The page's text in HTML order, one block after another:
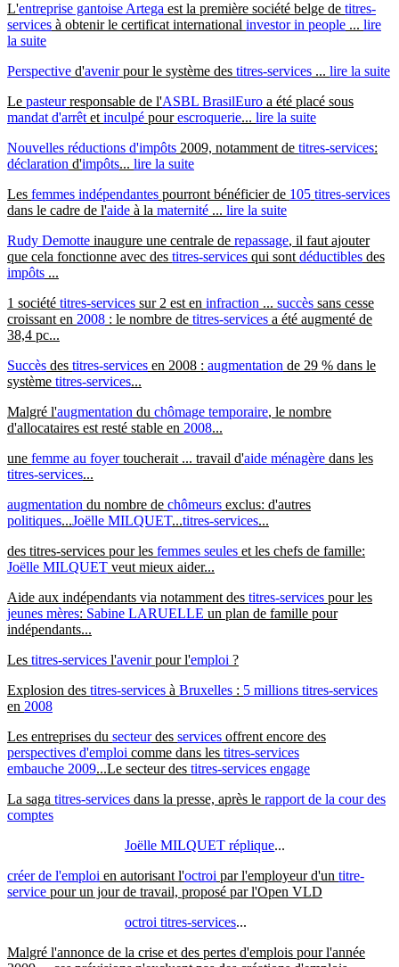
L'entreprise gantoise Artega est la première société belge de titres-
services à obtenir le certificat international investor in people ... lire
la suite
Perspective d'avenirpour le système des titres-services ... lire la suite
Le pasteurresponsable de l'ASBL BrasilEuro a été placé sous
mandat d'arrêt et inculpé pourescroquerie... lire la suite
Nouvelles réductions d'impôts 2009, notamment de titres-services:
déclaration d'impôts... lire la suite
Les femmes indépendantes pourront bénéficier de 105 titres-services
dans le cadre de l'aide à la maternité ... lire la suite
Rudy Demotte inaugure une centrale de repassage, il faut ajouter
que cela fonctionne avec des titres-services qui sont déductibles des
impôts ...
1 société titres-services sur 2 est en infraction ... succès sans cesse
croissant en 2008 : le nombre de titres-services a été augmenté de
38,4 pc...
Succès des titres-services en 2008 : augmentation de 29 % dans le
système titres-services...
Malgré l'augmentation du chômage temporaire, le nombre
d'allocataires est resté stable en 2008...
une femme au foyertoucherait ... travail d'aide ménagère dans les
titres-services...
augmentation du nombre de chômeurs exclus: d'autres
politiques...Joëlle MILQUET...titres-services...
des titres-services pour les femmes seules et les chefs de famille:
Joëlle MILQUET veut mieux aider...
Aide aux indépendants via notamment des titres-services pour les
jeunes mères: Sabine LARUELLE un plan de famille pour
indépendants...
Les titres-services l'avenirpour l'emploi ?
Explosion des titres-services à Bruxelles : 5 millions titres-services
en 2008
Les entreprises du secteurdes services offrent encore des
perspectives d'emploi comme dans les titres-services
embauche 2009...Le secteur des titres-services engage
La saga titres-services dans la presse, après le rapport de la cour des
comptes
Joëlle MILQUET réplique...
créer de l'emploi en autorisant l'octroi par l'employeur d'un titre-
service pour un jour de travail, proposé par l'Open VLD
octroi titres-services...
Malgré l'annonce de la crise et des pertes d'emplois pour l'année